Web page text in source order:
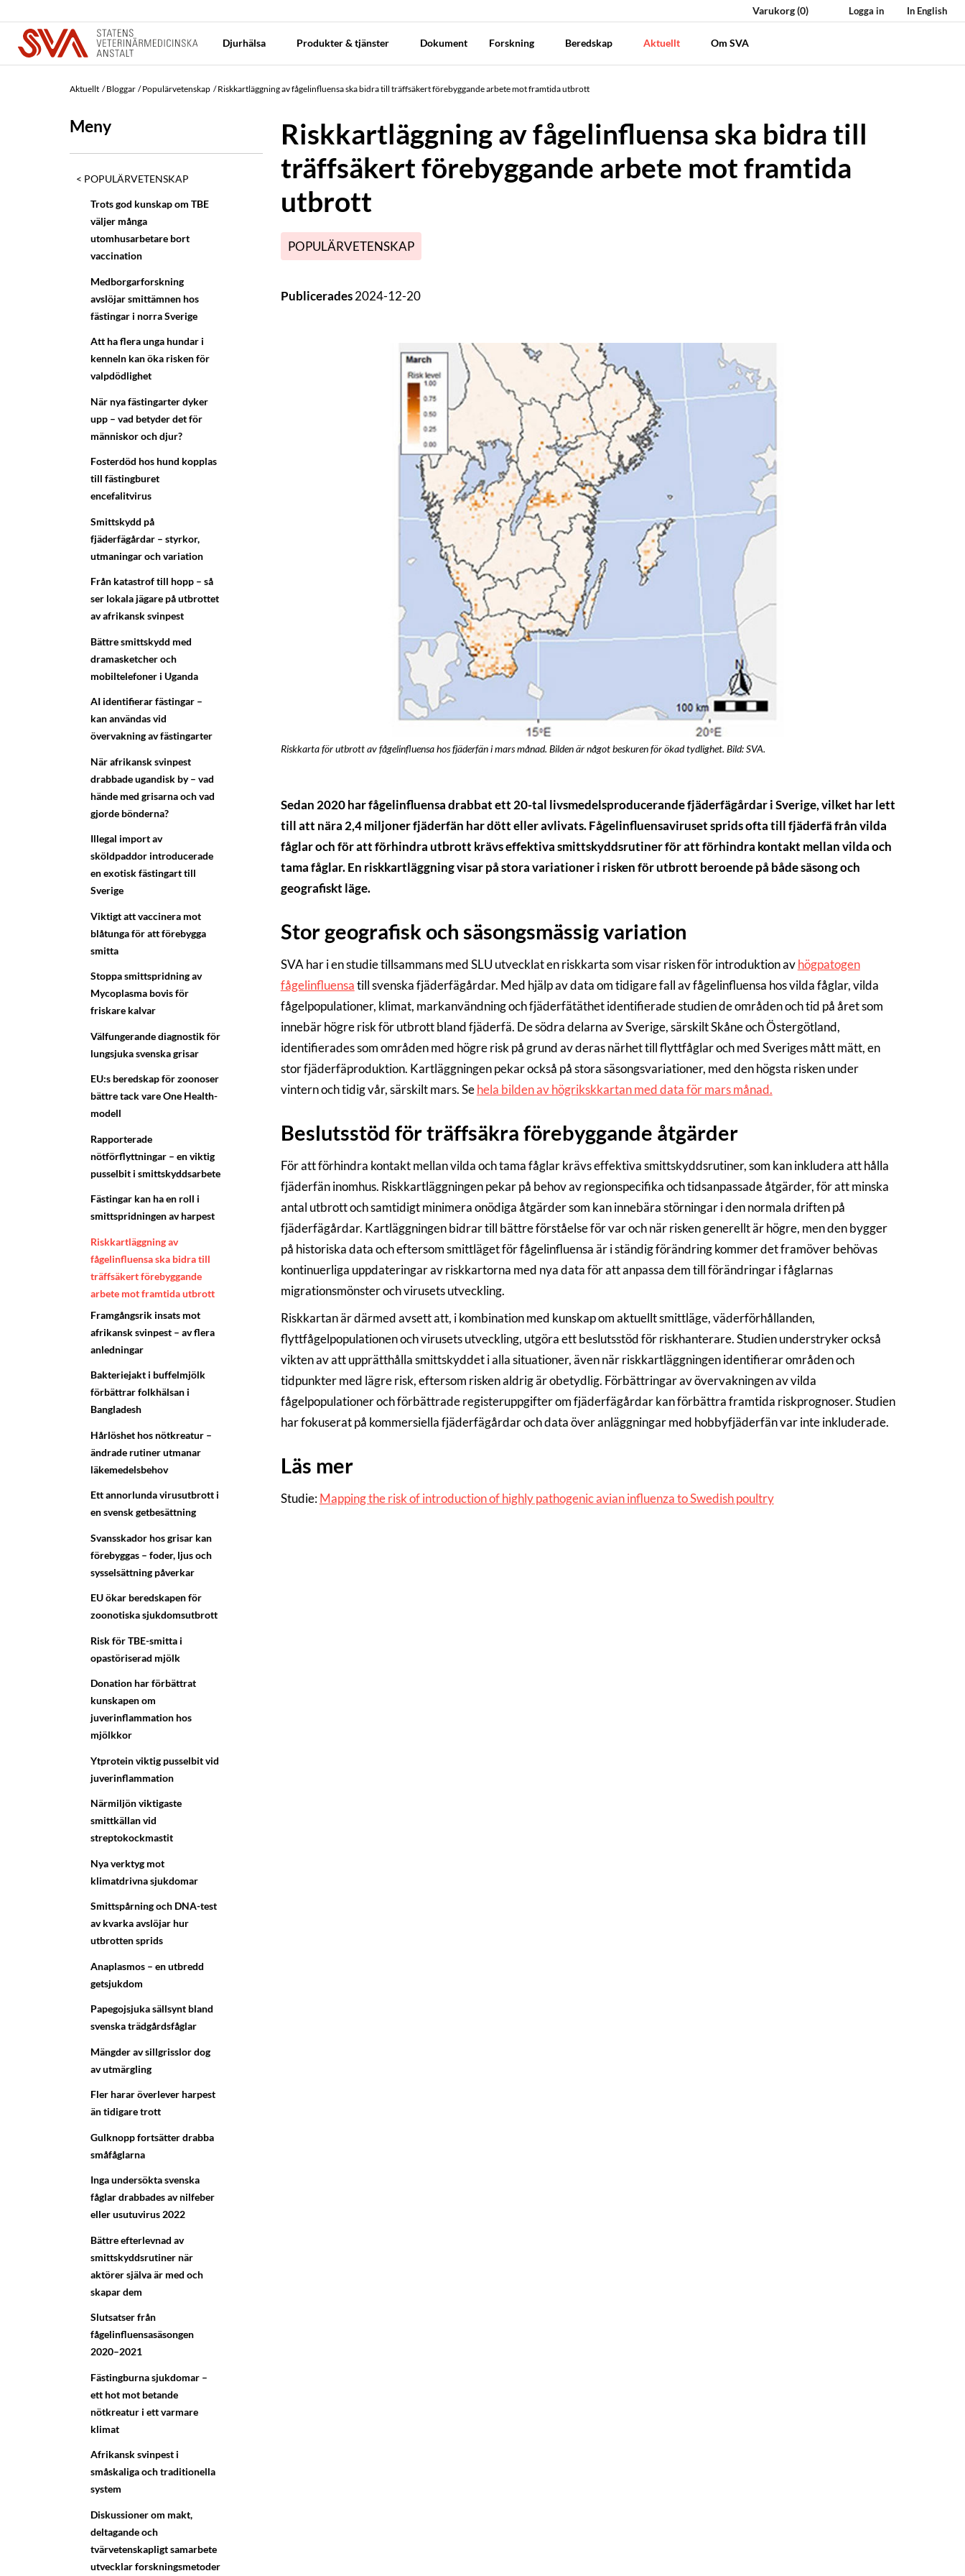
Varukorg(0) Logga in In English
Djurhälsa Produkter & tjänster Dokument Forskning Beredskap Aktuellt Om SVA
Aktuellt Bloggar Populärvetenskap Riskkartläggning av fågelinfluensa ska bidra till träffsäkert förebyggande arbete mot framtida utbrott
Meny
POPULÄRVETENSKAP
Trots god kunskap om TBE
väljer många
utomhusarbetare bort
vaccination
Medborgarforskning
avslöjar smittämnen hos
fästingar i norra Sverige
Att ha flera unga hundar i
kenneln kan öka risken för
valpdödlighet
När nya fästingarter dyker
upp – vad betyder det för
människor och djur?
Fosterdöd hos hund kopplas
till fästingburet
encefalitvirus
Smittskydd på
fjäderfägårdar – styrkor,
utmaningar och variation
Från katastrof till hopp – så
ser lokala jägare på utbrottet
av afrikansk svinpest
Bättre smittskydd med
dramasketcher och
mobiltelefoner i Uganda
AI identifierar fästingar –
kan användas vid
övervakning av fästingarter
När afrikansk svinpest
drabbade ugandisk by – vad
hände med grisarna och vad
gjorde bönderna?
Illegal import av
sköldpaddor introducerade
en exotisk fästingart till
Sverige
Viktigt att vaccinera mot
blåtunga för att förebygga
smitta
Stoppa smittspridning av
Mycoplasma bovis för
friskare kalvar
Välfungerande diagnostik för
lungsjuka svenska grisar
EU:s beredskap för zoonoser
bättre tack vare One Health-
modell
Rapporterade
nötförflyttningar – en viktig
pusselbit i smittskyddsarbete
Fästingar kan ha en roll i
smittspridningen av harpest
Riskkartläggning av
fågelinfluensa ska bidra till
träffsäkert förebyggande
arbete mot framtida utbrott
Framgångsrik insats mot
afrikansk svinpest – av flera
anledningar
Bakteriejakt i buffelmjölk
förbättrar folkhälsan i
Bangladesh
Hårlöshet hos nötkreatur –
ändrade rutiner utmanar
läkemedelsbehov
Ett annorlunda virusutbrott i
en svensk getbesättning
Svansskador hos grisar kan
förebyggas – foder, ljus och
sysselsättning påverkar
EU ökar beredskapen för
zoonotiska sjukdomsutbrott
Risk för TBE-smitta i
opastöriserad mjölk
Donation har förbättrat
kunskapen om
juverinflammation hos
mjölkkor
Ytprotein viktig pusselbit vid
juverinflammation
Närmiljön viktigaste
smittkällan vid
streptokockmastit
Nya verktyg mot
klimatdrivna sjukdomar
Smittspårning och DNA-test
av kvarka avslöjar hur
utbrotten sprids
Anaplasmos – en utbredd
getsjukdom
Papegojsjuka sällsynt bland
svenska trädgårdsfåglar
Mängder av sillgrisslor dog
av utmärgling
Fler harar överlever harpest
än tidigare trott
Gulknopp fortsätter drabba
småfåglarna
Inga undersökta svenska
fåglar drabbades av nilfeber
eller usutuvirus 2022
Bättre efterlevnad av
smittskyddsrutiner när
aktörer själva är med och
skapar dem
Slutsatser från
fågelinfluensasäsongen
2020–2021
Fästingburna sjukdomar –
ett hot mot betande
nötkreatur i ett varmare
klimat
Afrikansk svinpest i
småskaliga och traditionella
system
Diskussioner om makt,
deltagande och
tvärvetenskapligt samarbete
utvecklar forskningsmetoder
Riskkartläggning av fågelinfluensa ska bidra till
träffsäkert förebyggande arbete mot framtida
utbrott
POPULÄRVETENSKAP
Publicerades2024-12-20
Riskkarta för utbrott av fågelinfluensa hos fjäderfän i mars månad. Bilden är något beskuren för ökad tydlighet. Bild: SVA.
Sedan 2020 har fågelinfluensa drabbat ett 20-tal livsmedelsproducerande fjäderfägårdar i Sverige, vilket har lett
till att nära 2,4 miljoner fjäderfän har dött eller avlivats. Fågelinfluensaviruset sprids ofta till fjäderfä från vilda
fåglar och för att förhindra utbrott krävs effektiva smittskyddsrutiner för att förhindra kontakt mellan vilda och
tama fåglar. En riskkartläggning visar på stora variationer i risken för utbrott beroende på både säsong och
geografiskt läge.
Stor geografisk och säsongsmässig variation
SVA har i en studie tillsammans med SLU utvecklat en riskkarta som visar risken för introduktion avhögpatogen
fågelinfluensatill svenska fjäderfägårdar. Med hjälp av data om tidigare fall av fågelinfluensa hos vilda fåglar, vilda
fågelpopulationer, klimat, markanvändning och fjäderfätäthet identifierade studien de områden och tid på året som
innebär högre risk för utbrott bland fjäderfä. De södra delarna av Sverige, särskilt Skåne och Östergötland,
identifierades som områden med högre risk på grund av deras närhet till flyttfåglar och med Sveriges mått mätt, en
stor fjäderfäproduktion. Kartläggningen pekar också på stora säsongsvariationer, med den högsta risken under
vintern och tidig vår, särskilt mars. Sehela bilden av högrikskkartan med data för mars månad.
Beslutsstöd för träffsäkra förebyggande åtgärder
För att förhindra kontakt mellan vilda och tama fåglar krävs effektiva smittskyddsrutiner, som kan inkludera att hålla
fjäderfän inomhus. Riskkartläggningen pekar på behov av regionspecifika och tidsanpassade åtgärder, för att minska
antal utbrott och samtidigt minimera onödiga åtgärder som kan innebära störningar i den normala driften på
fjäderfägårdar. Kartläggningen bidrar till bättre förståelse för var och när risken generellt är högre, men den bygger
på historiska data och eftersom smittläget för fågelinfluensa är i ständig förändring kommer det framöver behövas
kontinuerliga uppdateringar av riskkartorna med nya data för att anpassa dem till förändringar i fåglarnas
migrationsmönster och virusets utveckling.
Riskkartan är därmed avsett att, i kombination med kunskap om aktuellt smittläge, väderförhållanden,
flyttfågelpopulationen och virusets utveckling, utgöra ett beslutsstöd för riskhanterare. Studien understryker också
vikten av att upprätthålla smittskyddet i alla situationer, även när riskkartläggningen identifierar områden och
tidpunkter med lägre risk, eftersom risken aldrig är obetydlig. Förbättringar av övervakningen av vilda
fågelpopulationer och förbättrade registeruppgifter om fjäderfägårdar kan förbättra framtida riskprognoser. Studien
har fokuserat på kommersiella fjäderfägårdar och data över anläggningar med hobbyfjäderfän var inte inkluderade.
Läs mer
Studie:Mapping the risk of introduction of highly pathogenic avian influenza to Swedish poultry